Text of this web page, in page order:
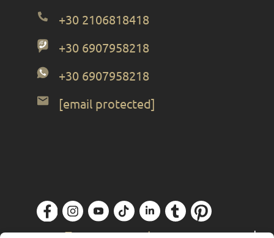
+30 2106818418
+30 6907958218
+30 6907958218
[email protected]